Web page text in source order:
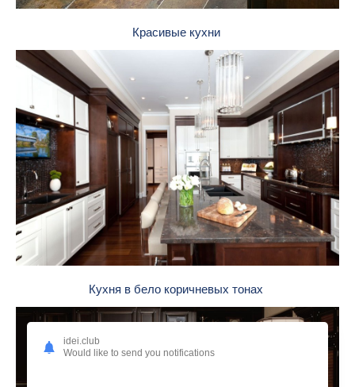
Красивые кухни
Кухня в бело коричневых тонах
idei.club
Would like to send you notifications